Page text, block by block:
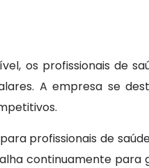
os profissionais de
A empresa se
profissionais de
continuamente para